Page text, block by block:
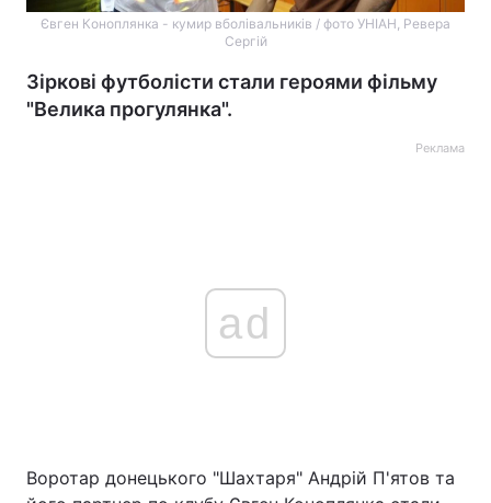
Головна Війна
Євген Коноплянка - кумир вболівальників / фото УНІАН, Ревера
Сергій
Зіркові футболісти стали героями фільму
"Велика прогулянка".
Реклама
ad
Воротар донецького "Шахтаря" Андрій П'ятов та